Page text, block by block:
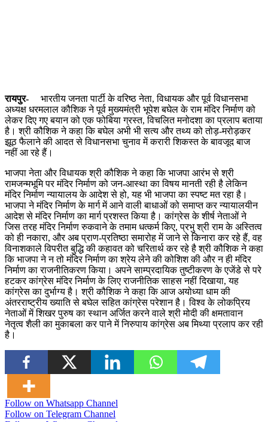
रायपुर-
भारतीय जनता पार्टी के वरिष्ठ नेता, विधायक और पूर्व विधानसभा
अध्यक्ष धरमलाल कौशिक ने पूर्व मुख्यमंत्री भूपेश बघेल के राम मंदिर निर्माण को
लेकर दिए गए बयान को एक फोबिया ग्रस्त, विचलित मनोदशा का प्रलाप बताया
है। श्री कौशिक ने कहा कि बघेल अभी भी सत्य और तथ्य को तोड़-मरोड़कर
झूठ फैलाने की आदत से विधानसभा चुनाव में करारी शिकस्त के बावजूद बाज
नहीं आ रहे हैं।
भाजपा नेता और विधायक श्री कौशिक ने कहा कि भाजपा आरंभ से श्री
रामजन्मभूमि पर मंदिर निर्माण को जन-आस्था का विषय मानती रही है लेकिन
मंदिर निर्माण न्यायालय के आदेश से हो, यह भी भाजपा का स्पष्ट मत रहा है।
भाजपा ने मंदिर निर्माण के मार्ग में आने वाली बाधाओं को समाप्त कर न्यायालयीन
आदेश से मंदिर निर्माण का मार्ग प्रशस्त किया है। कांग्रेस के शीर्ष नेताओं ने
जिस तरह मंदिर निर्माण रुकवाने के तमाम धत्कर्म किए, प्रभु श्री राम के अस्तित्व
को ही नकारा, और अब प्राण-प्रतिष्ठा समारोह में जाने से किनारा कर रहे हैं, वह
विनाशकाले विपरीत बुद्धि की कहावत को चरितार्थ कर रहे है श्री कौशिक ने कहा
कि भाजपा ने न तो मंदिर निर्माण का श्रेय लेने की कोशिश की और न ही मंदिर
निर्माण का राजनीतिकरण किया। अपने साम्प्रदायिक तुष्टीकरण के एजेंडे से परे
हटकर कांग्रेस मंदिर निर्माण के लिए राजनीतिक साहस नहीं दिखाया, यह
कांग्रेस का दुर्भाग्य है। श्री कौशिक ने कहा कि आज अयोध्या धाम की
अंतरराष्ट्रीय ख्याति से बघेल सहित कांग्रेस परेशान है। विश्व के लोकप्रिय
नेताओं में शिखर पुरुष का स्थान अर्जित करने वाले श्री मोदी की क्षमतावान
नेतृत्व शैली का मुकाबला कर पाने में निरुपाय कांग्रेस अब मिथ्या प्रलाप कर रही
है।
Follow on Whatsapp Channel
Follow on Telegram Channel